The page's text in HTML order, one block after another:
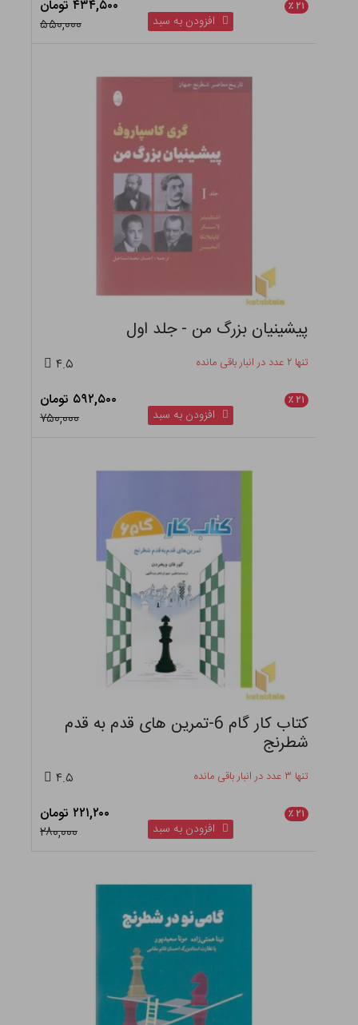
۲۱ ٪
۴۳۴,۵۰۰ تومان
۵۵۰,۰۰۰
افزودن به سبد
پیشینیان بزرگ من - جلد اول
تنها ۲ عدد در انبار باقی مانده ۴.۵
۲۱ ٪
۵۹۲,۵۰۰ تومان
۷۵۰,۰۰۰
افزودن به سبد
کتاب کار گام 6-تمرین های قدم به قدم
شطرنج
تنها ۳ عدد در انبار باقی مانده ۴.۵
۲۱ ٪
۲۲۱,۲۰۰ تومان
۲۸۰,۰۰۰
افزودن به سبد